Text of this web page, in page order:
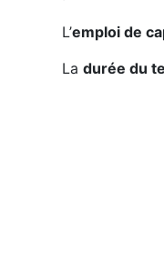
L’emploi de
La durée du